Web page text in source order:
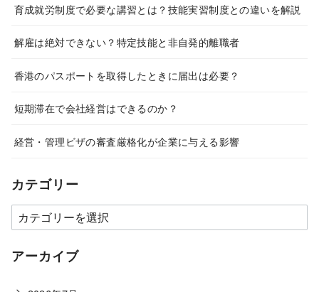
育成就労制度で必要な講習とは？技能実習制度との違いを解説
解雇は絶対できない？特定技能と非自発的離職者
香港のパスポートを取得したときに届出は必要？
短期滞在で会社経営はできるのか？
経営・管理ビザの審査厳格化が企業に与える影響
カテゴリー
カ
テ
ゴ
アーカイブ